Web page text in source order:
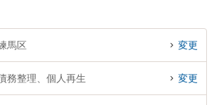
ます。
馬区 変更
務整理、個人再生 変更